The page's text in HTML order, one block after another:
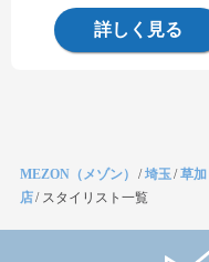
詳しく見る
MEZON（メゾン） /埼玉/草
店/ スタイリスト一覧